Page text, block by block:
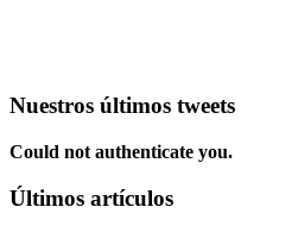
Nuestros últimos tweets
Could not authenticate you.
Últimos artículos